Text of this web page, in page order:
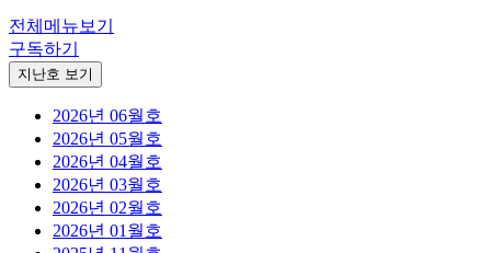
전체메뉴보기
구독하기
지난호 보기
2026년 06월호
2026년 05월호
2026년 04월호
2026년 03월호
2026년 02월호
2026년 01월호